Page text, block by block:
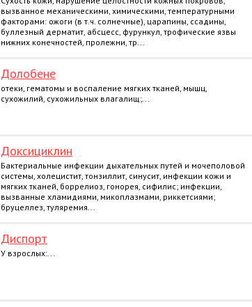
вызванное механическими, химическими, температурными
факторами: ожоги (в т.ч. солнечные), царапины, ссадины,
буллезный дерматит, абсцесс, фурункул, трофические язвы
нижних конечностей, пролежни, тр...
Долобене
отеки, гематомы и воспаление мягких тканей, мышц,
сухожилий, сухожильных влагалищ;...
Доксициклин
Бактериальные инфекции дыхательных путей и мочеполовой
системы, холецистит, тонзиллит, синусит, инфекции кожи и
мягких тканей, боррелиоз, гонорея, сифилис; инфекции,
вызванные хламидиями, микоплазмами, риккетсиями;
бруцеллез, туляремия...
Диспорт
У взрослых:...